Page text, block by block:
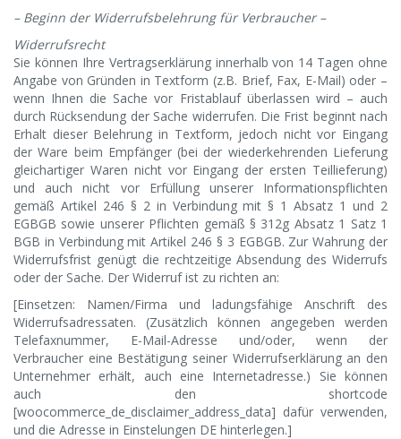
– Beginn der Widerrufsbelehrung für Verbraucher –
Widerrufsrecht
Sie können Ihre Vertragserklärung innerhalb von 14 Tagen ohne
Angabe von Gründen in Textform (z.B. Brief, Fax, E-Mail) oder –
wenn Ihnen die Sache vor Fristablauf überlassen wird – auch
durch Rücksendung der Sache widerrufen. Die Frist beginnt nach
Erhalt dieser Belehrung in Textform, jedoch nicht vor Eingang
der Ware beim Empfänger (bei der wiederkehrenden Lieferung
gleichartiger Waren nicht vor Eingang der ersten Teillieferung)
und auch nicht vor Erfüllung unserer Informationspflichten
gemäß Artikel 246 § 2 in Verbindung mit § 1 Absatz 1 und 2
EGBGB sowie unserer Pflichten gemäß § 312g Absatz 1 Satz 1
BGB in Verbindung mit Artikel 246 § 3 EGBGB. Zur Wahrung der
Widerrufsfrist genügt die rechtzeitige Absendung des Widerrufs
oder der Sache. Der Widerruf ist zu richten an:
[Einsetzen: Namen/Firma und ladungsfähige Anschrift des
Widerrufsadressaten. (Zusätzlich können angegeben werden
Telefaxnummer, E-Mail-Adresse und/oder, wenn der
Verbraucher eine Bestätigung seiner Widerrufserklärung an den
Unternehmer erhält, auch eine Internetadresse.) Sie können
auch den shortcode
[woocommerce_de_disclaimer_address_data] dafür verwenden,
und die Adresse in Einstelungen DE hinterlegen.]